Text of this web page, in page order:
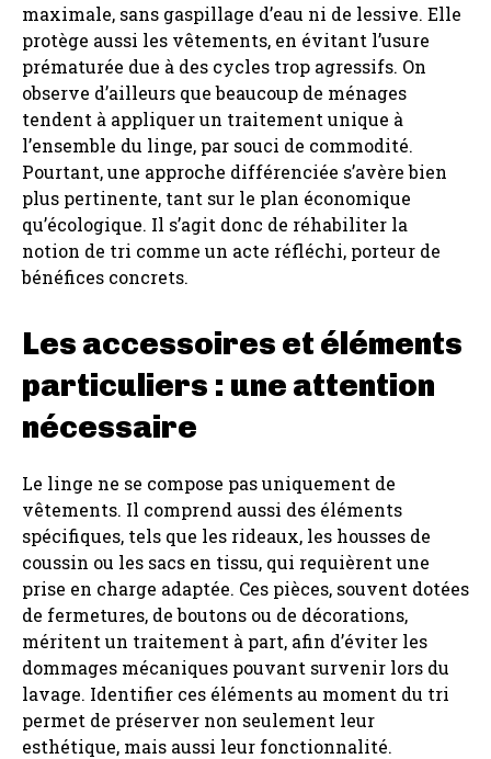
maximale, sans gaspillage d’eau ni de lessive. Elle
protège aussi les vêtements, en évitant l’usure
prématurée due à des cycles trop agressifs. On
observe d’ailleurs que beaucoup de ménages
tendent à appliquer un traitement unique à
l’ensemble du linge, par souci de commodité.
Pourtant, une approche différenciée s’avère bien
plus pertinente, tant sur le plan économique
qu’écologique. Il s’agit donc de réhabiliter la
notion de tri comme un acte réfléchi, porteur de
bénéfices concrets.
Les accessoires et éléments
particuliers : une attention
nécessaire
Le linge ne se compose pas uniquement de
vêtements. Il comprend aussi des éléments
spécifiques, tels que les rideaux, les housses de
coussin ou les sacs en tissu, qui requièrent une
prise en charge adaptée. Ces pièces, souvent dotées
de fermetures, de boutons ou de décorations,
méritent un traitement à part, afin d’éviter les
dommages mécaniques pouvant survenir lors du
lavage. Identifier ces éléments au moment du tri
permet de préserver non seulement leur
esthétique, mais aussi leur fonctionnalité.